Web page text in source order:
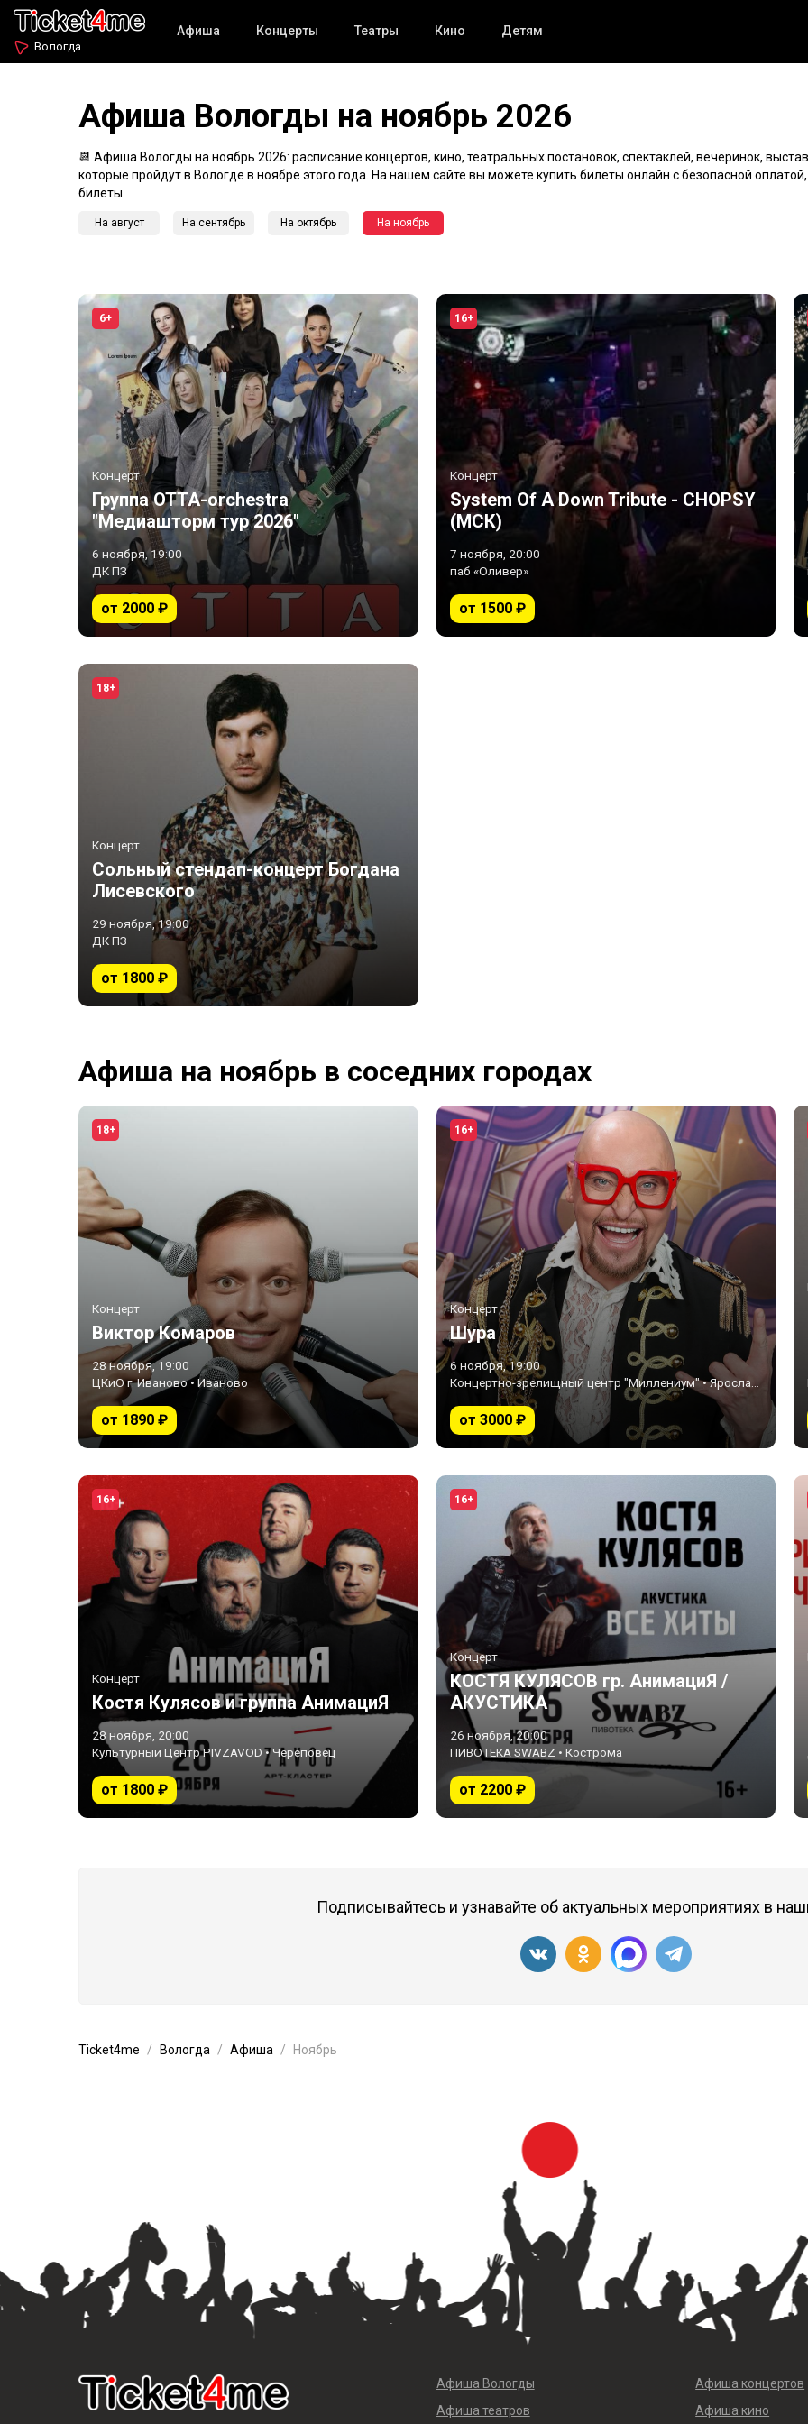
Вологда
Афиша Концерты Театры Кино Детям
Афиша Вологды на ноябрь 2026
📆 Афиша Вологды на ноябрь 2026: расписание концертов, кино, театральных постановок, спектаклей, вечеринок,
которые пройдут в Вологде в ноябре этого года. На нашем сайте вы можете купить билеты онлайн с безопасной
билеты.
На август На сентябрь На октябрь На ноябрь
6+
Концерт
Группа OTTA-orchestra
"Медиашторм тур 2026"
6 ноября, 19:00
ДК ПЗ
от 2000 ₽
16+
Концерт
System Of A Down Tribute - CHOPSY
(МСК)
7 ноября, 20:00
паб «Оливер»
от 1500 ₽
18+
Концерт
Сольный стендап-концерт Богдана
Лисевского
29 ноября, 19:00
ДК ПЗ
от 1800 ₽
Афиша на ноябрь в соседних городах
18+
Концерт
Виктор Комаров
28 ноября, 19:00
ЦКиО г. Иваново • Иваново
от 1890 ₽
16+
Концерт
Шура
6 ноября, 19:00
от 3000 ₽
16+
Концерт
Костя Кулясов и группа АнимациЯ
28 ноября, 20:00
Культурный Центр PIVZAVOD • Череповец
от 1800 ₽
16+
Концерт
КОСТЯ КУЛЯСОВ гр. АнимациЯ /
АКУСТИКА
26 ноября, 20:00
ПИВОТЕКА SWABZ • Кострома
от 2200 ₽
Подписывайтесь и узнавайте об актуальных мероприятиях в
Ticket4me Вологда Афиша Ноябрь
Афиша Вологды
Афиша концертов
Афиша театров
Афиша кино